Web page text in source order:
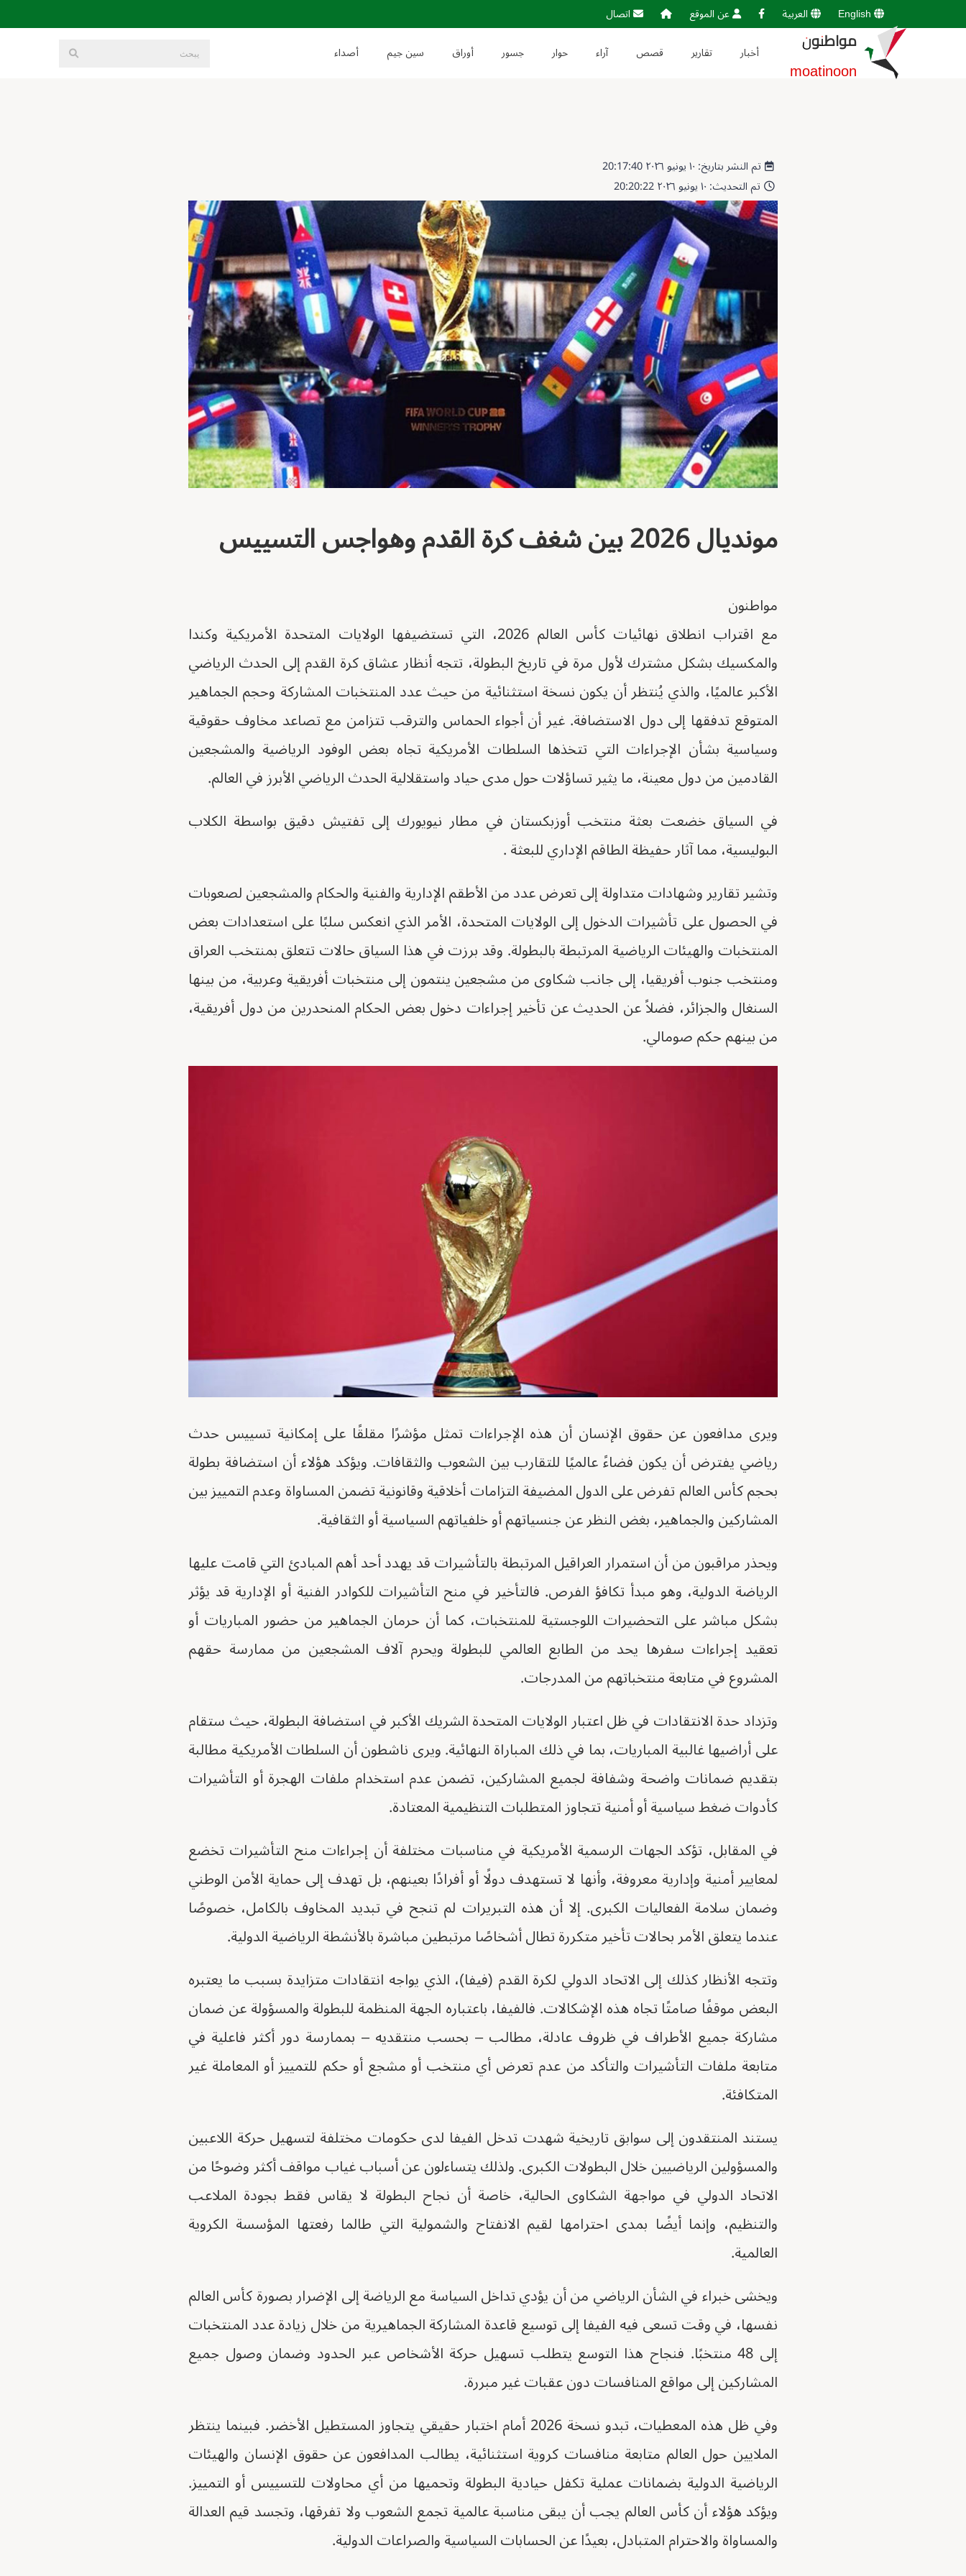
English العربية عن الموقع اتصال
مواطنون
moatinoon
أخبار تقارير قصص آراء حوار جسور أوراق سين جيم أصداء
تم النشر بتاريخ: ١٠ يونيو ٢٠٢٦ 20:17:40
تم التحديث: ١٠ يونيو ٢٠٢٦ 20:20:22
مونديال 2026 بين شغف كرة القدم وهواجس التسييس
مواطنون
مع اقتراب انطلاق نهائيات كأس العالم 2026، التي تستضيفها الولايات المتحدة الأمريكية وكندا
والمكسيك بشكل مشترك لأول مرة في تاريخ البطولة، تتجه أنظار عشاق كرة القدم إلى الحدث الرياضي
الأكبر عالميًا، والذي يُنتظر أن يكون نسخة استثنائية من حيث عدد المنتخبات المشاركة وحجم الجماهير
المتوقع تدفقها إلى دول الاستضافة. غير أن أجواء الحماس والترقب تتزامن مع تصاعد مخاوف حقوقية
وسياسية بشأن الإجراءات التي تتخذها السلطات الأمريكية تجاه بعض الوفود الرياضية والمشجعين
القادمين من دول معينة، ما يثير تساؤلات حول مدى حياد واستقلالية الحدث الرياضي الأبرز في العالم.
في السياق خضعت بعثة منتخب أوزبكستان في مطار نيويورك إلى تفتيش دقيق بواسطة الكلاب
البوليسية، مما آثار حفيظة الطاقم الإداري للبعثة .
وتشير تقارير وشهادات متداولة إلى تعرض عدد من الأطقم الإدارية والفنية والحكام والمشجعين لصعوبات
في الحصول على تأشيرات الدخول إلى الولايات المتحدة، الأمر الذي انعكس سلبًا على استعدادات بعض
المنتخبات والهيئات الرياضية المرتبطة بالبطولة. وقد برزت في هذا السياق حالات تتعلق بمنتخب العراق
ومنتخب جنوب أفريقيا، إلى جانب شكاوى من مشجعين ينتمون إلى منتخبات أفريقية وعربية، من بينها
السنغال والجزائر، فضلاً عن الحديث عن تأخير إجراءات دخول بعض الحكام المنحدرين من دول أفريقية،
من بينهم حكم صومالي.
ويرى مدافعون عن حقوق الإنسان أن هذه الإجراءات تمثل مؤشرًا مقلقًا على إمكانية تسييس حدث
رياضي يفترض أن يكون فضاءً عالميًا للتقارب بين الشعوب والثقافات. ويؤكد هؤلاء أن استضافة بطولة
بحجم كأس العالم تفرض على الدول المضيفة التزامات أخلاقية وقانونية تضمن المساواة وعدم التمييز بين
المشاركين والجماهير، بغض النظر عن جنسياتهم أو خلفياتهم السياسية أو الثقافية.
ويحذر مراقبون من أن استمرار العراقيل المرتبطة بالتأشيرات قد يهدد أحد أهم المبادئ التي قامت عليها
الرياضة الدولية، وهو مبدأ تكافؤ الفرص. فالتأخير في منح التأشيرات للكوادر الفنية أو الإدارية قد يؤثر
بشكل مباشر على التحضيرات اللوجستية للمنتخبات، كما أن حرمان الجماهير من حضور المباريات أو
تعقيد إجراءات سفرها يحد من الطابع العالمي للبطولة ويحرم آلاف المشجعين من ممارسة حقهم
المشروع في متابعة منتخباتهم من المدرجات.
وتزداد حدة الانتقادات في ظل اعتبار الولايات المتحدة الشريك الأكبر في استضافة البطولة، حيث ستقام
على أراضيها غالبية المباريات، بما في ذلك المباراة النهائية. ويرى ناشطون أن السلطات الأمريكية مطالبة
بتقديم ضمانات واضحة وشفافة لجميع المشاركين، تضمن عدم استخدام ملفات الهجرة أو التأشيرات
كأدوات ضغط سياسية أو أمنية تتجاوز المتطلبات التنظيمية المعتادة.
في المقابل، تؤكد الجهات الرسمية الأمريكية في مناسبات مختلفة أن إجراءات منح التأشيرات تخضع
لمعايير أمنية وإدارية معروفة، وأنها لا تستهدف دولًا أو أفرادًا بعينهم، بل تهدف إلى حماية الأمن الوطني
وضمان سلامة الفعاليات الكبرى. إلا أن هذه التبريرات لم تنجح في تبديد المخاوف بالكامل، خصوصًا
عندما يتعلق الأمر بحالات تأخير متكررة تطال أشخاصًا مرتبطين مباشرة بالأنشطة الرياضية الدولية.
وتتجه الأنظار كذلك إلى الاتحاد الدولي لكرة القدم (فيفا)، الذي يواجه انتقادات متزايدة بسبب ما يعتبره
البعض موقفًا صامتًا تجاه هذه الإشكالات. فالفيفا، باعتباره الجهة المنظمة للبطولة والمسؤولة عن ضمان
مشاركة جميع الأطراف في ظروف عادلة، مطالب – بحسب منتقديه – بممارسة دور أكثر فاعلية في
متابعة ملفات التأشيرات والتأكد من عدم تعرض أي منتخب أو مشجع أو حكم للتمييز أو المعاملة غير
المتكافئة.
يستند المنتقدون إلى سوابق تاريخية شهدت تدخل الفيفا لدى حكومات مختلفة لتسهيل حركة اللاعبين
والمسؤولين الرياضيين خلال البطولات الكبرى. ولذلك يتساءلون عن أسباب غياب مواقف أكثر وضوحًا من
الاتحاد الدولي في مواجهة الشكاوى الحالية، خاصة أن نجاح البطولة لا يقاس فقط بجودة الملاعب
والتنظيم، وإنما أيضًا بمدى احترامها لقيم الانفتاح والشمولية التي طالما رفعتها المؤسسة الكروية
العالمية.
ويخشى خبراء في الشأن الرياضي من أن يؤدي تداخل السياسة مع الرياضة إلى الإضرار بصورة كأس العالم
نفسها، في وقت تسعى فيه الفيفا إلى توسيع قاعدة المشاركة الجماهيرية من خلال زيادة عدد المنتخبات
إلى 48 منتخبًا. فنجاح هذا التوسع يتطلب تسهيل حركة الأشخاص عبر الحدود وضمان وصول جميع
المشاركين إلى مواقع المنافسات دون عقبات غير مبررة.
وفي ظل هذه المعطيات، تبدو نسخة 2026 أمام اختبار حقيقي يتجاوز المستطيل الأخضر. فبينما ينتظر
الملايين حول العالم متابعة منافسات كروية استثنائية، يطالب المدافعون عن حقوق الإنسان والهيئات
الرياضية الدولية بضمانات عملية تكفل حيادية البطولة وتحميها من أي محاولات للتسييس أو التمييز.
ويؤكد هؤلاء أن كأس العالم يجب أن يبقى مناسبة عالمية تجمع الشعوب ولا تفرقها، وتجسد قيم العدالة
والمساواة والاحترام المتبادل، بعيدًا عن الحسابات السياسية والصراعات الدولية.